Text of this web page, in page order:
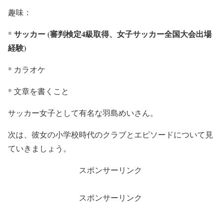
趣味：
* サッカー (審判検定4級取得、女子サッカー全国大会出場
経験)
* カラオケ
* 文章を書くこと
サッカー女子として有名な羽島めいさん。
次は、彼女の小学校時代のクラブとエピソードについて見
ていきましょう。
スポンサーリンク
スポンサーリンク